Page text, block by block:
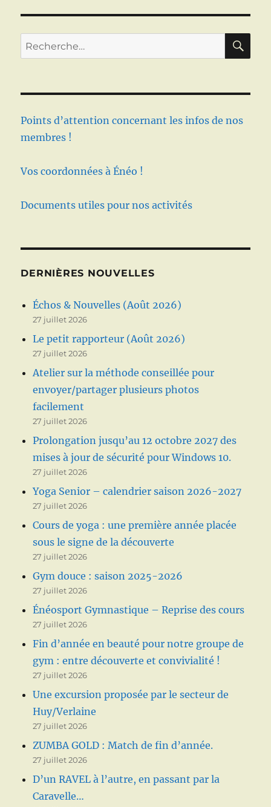
Recherche
pour :
Points d’attention concernant les infos de nos
membres !
Vos coordonnées à Énéo !
Documents utiles pour nos activités
DERNIÈRES NOUVELLES
Échos & Nouvelles (Août 2026)
27 juillet 2026
Le petit rapporteur (Août 2026)
27 juillet 2026
Atelier sur la méthode conseillée pour
envoyer/partager plusieurs photos
facilement
27 juillet 2026
Prolongation jusqu’au 12 octobre 2027 des
mises à jour de sécurité pour Windows 10.
27 juillet 2026
Yoga Senior – calendrier saison 2026-2027
27 juillet 2026
Cours de yoga : une première année placée
sous le signe de la découverte
27 juillet 2026
Gym douce : saison 2025-2026
27 juillet 2026
Énéosport Gymnastique – Reprise des cours
27 juillet 2026
Fin d’année en beauté pour notre groupe de
gym : entre découverte et convivialité !
27 juillet 2026
Une excursion proposée par le secteur de
Huy/Verlaine
27 juillet 2026
ZUMBA GOLD : Match de fin d’année.
27 juillet 2026
D’un RAVEL à l’autre, en passant par la
Caravelle…